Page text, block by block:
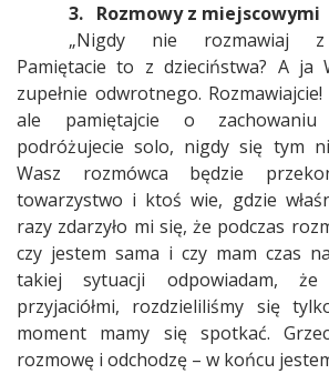
3. Rozmowy z miejscowymi
„Nigdy nie rozmawiaj z
Pamiętacie to z dzieciństwa? A ja
zupełnie odwrotnego.
ale pamiętajcie o zachowaniu
podróżujecie solo, nigdy się tym
Wasz rozmówca będzie
towarzystwo i ktoś wie, gdzie
razy zdarzyło mi się, że podczas
czy jestem sama i czy mam czas
takiej sytuacji odpowiadam, że
przyjaciółmi, rozdzieliliśmy się
moment mamy się spotkać.
rozmowę i odchodzę – w końcu